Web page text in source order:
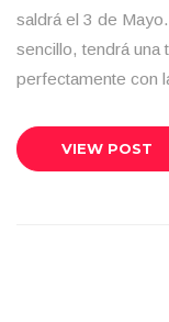
saldrá el 3 de
sencillo, tendrá una
perfectamente con
VIEW POST